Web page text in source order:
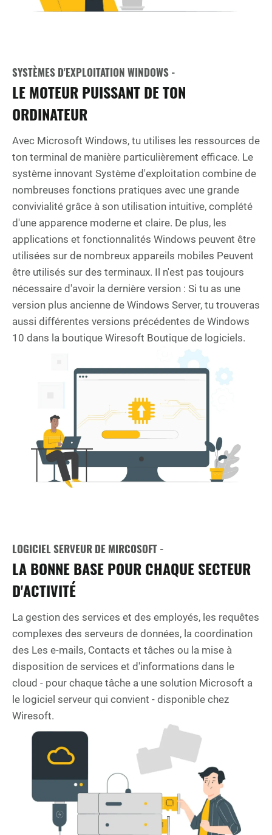
SYSTÈMES D'EXPLOITATION WINDOWS -
LE MOTEUR PUISSANT DE TON
ORDINATEUR
Avec Microsoft Windows, tu utilises les ressources de
ton terminal de manière particulièrement efficace. Le
système innovant Système d'exploitation combine de
nombreuses fonctions pratiques avec une grande
convivialité grâce à son utilisation intuitive, complété
d'une apparence moderne et claire. De plus, les
applications et fonctionnalités Windows peuvent être
utilisées sur de nombreux appareils mobiles Peuvent
être utilisés sur des terminaux. Il n'est pas toujours
nécessaire d'avoir la dernière version : Si tu as une
version plus ancienne de Windows Server, tu trouveras
aussi différentes versions précédentes de Windows
10 dans la boutique Wiresoft Boutique de logiciels.
LOGICIEL SERVEUR DE MIRCOSOFT -
LA BONNE BASE POUR CHAQUE SECTEUR
D'ACTIVITÉ
La gestion des services et des employés, les requêtes
complexes des serveurs de données, la coordination
des Les e-mails, Contacts et tâches ou la mise à
disposition de services et d'informations dans le
cloud - pour chaque tâche a une solution Microsoft a
le logiciel serveur qui convient - disponible chez
Wiresoft.